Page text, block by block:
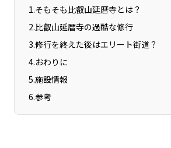
高知エリア
佐賀エリア
熊本エリア
大分エリア
宮崎エリア
沖縄エリア
1.そもそも比叡山延暦寺とは？
2.比叡山延暦寺の過酷な修行
3.修行を終えた後はエリート街道？
4.おわりに
5.施設情報
6.参考